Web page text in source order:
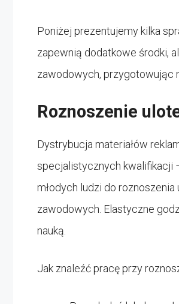
Poniżej prezentujemy kilka
zapewnią dodatkowe środki,
zawodowych, przygotowując
Roznoszenie
Dystrybucja materiałów
specjalistycznych kwalifikacji
młodych ludzi do
zawodowych. Elastyczne
nauką.
Jak znaleźć pracę przy